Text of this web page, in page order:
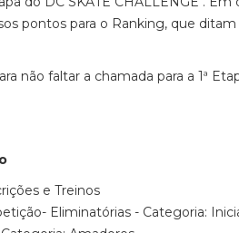
pontos para o Ranking, que
não faltar a chamada para a 1ª
e Treinos
Eliminatórias - Categoria: